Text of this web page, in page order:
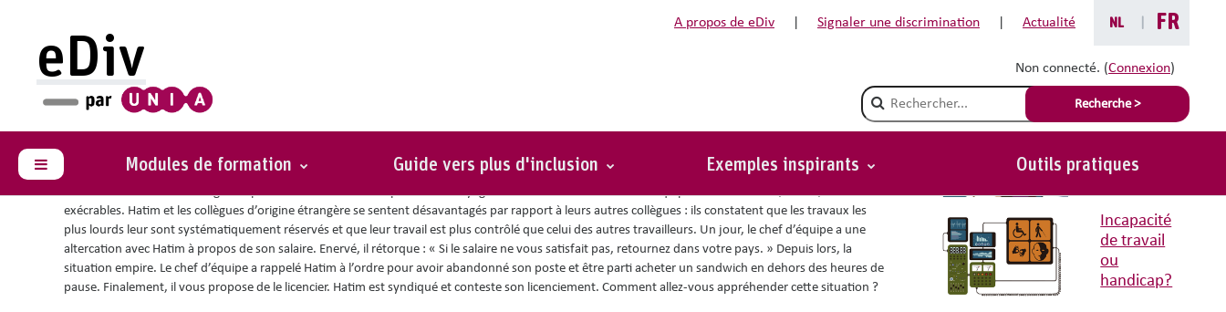
A propos de eDiv
Signaler une discrimination Actualité NL FR
Non connecté. (Connexion)
Champ de recherche
Recherche >
eDiv
Panneau latéral Modules de formation Guide vers plus d'inclusion Exemples inspirants Outils pratiques
Vous êtes ici :
Après "Retourne dans ton pays"
Retour
Vous êtes le nouveau manager du personnel dans une entreprise de nettoyage. Les relations entre un chef d’équipe et un travailleur, Hatim, sont
exécrables. Hatim et les collègues d’origine étrangère se sentent désavantagés par rapport à leurs autres collègues : ils constatent que les travaux les
plus lourds leur sont systématiquement réservés et que leur travail est plus contrôlé que celui des autres travailleurs. Un jour, le chef d’équipe a une
altercation avec Hatim à propos de son salaire. Enervé, il rétorque : « Si le salaire ne vous satisfait pas, retournez dans votre pays. » Depuis lors, la
situation empire. Le chef d’équipe a rappelé Hatim à l’ordre pour avoir abandonné son poste et être parti acheter un sandwich en dehors des heures de
pause. Finalement, il vous propose de le licencier. Hatim est syndiqué et conteste son licenciement. Comment allez-vous appréhender cette situation ?
Situations avec conseils liées
Absentéisme
Incapacité
de travail
ou
handicap?